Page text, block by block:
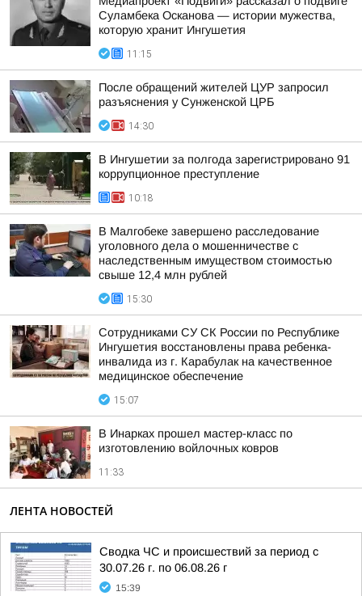
Суламбека Осканова — истории мужества,
которую хранит Ингушетия
11:15
После обращений жителей ЦУР запросил
разъяснения у Сунженской ЦРБ
14:30
В Ингушетии за полгода зарегистрировано 91
коррупционное преступление
10:18
В Малгобеке завершено расследование
уголовного дела о мошенничестве с
наследственным имуществом стоимостью
свыше 12,4 млн рублей
15:30
Сотрудниками СУ СК России по Республике
Ингушетия восстановлены права ребенка-
инвалида из г. Карабулак на качественное
медицинское обеспечение
15:07
В Инарках прошел мастер-класс по
изготовлению войлочных ковров
11:33
ЛЕНТА НОВОСТЕЙ
Сводка ЧС и происшествий за период с
30.07.26 г. по 06.08.26 г
15:39